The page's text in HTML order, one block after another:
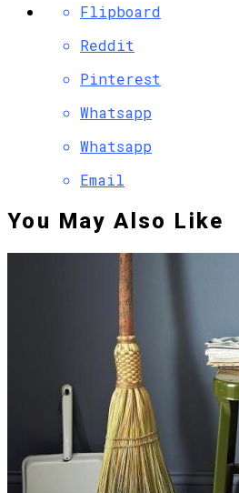
Flipboard
Reddit
Pinterest
Whatsapp
Whatsapp
Email
You May Also Like